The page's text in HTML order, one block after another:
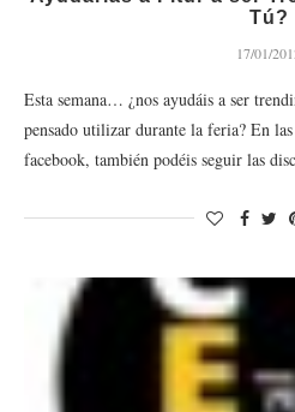
Tú?
17/01/
Esta semana… ¿nos ayudáis a ser
pensado utilizar durante la feria? En
facebook, también podéis seguir las